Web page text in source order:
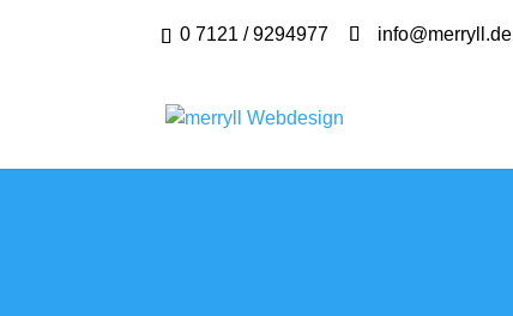
0 7121 / 9294977 info@merryll.de